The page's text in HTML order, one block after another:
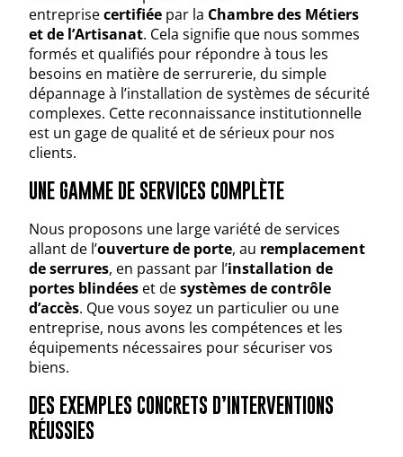
entreprisecertifiée par la Chambre des Métiers
et de l’Artisanat. Cela signifie que nous sommes
formés et qualifiés pour répondre à tous les
besoins en matière de serrurerie, du simple
dépannage à l’installation de systèmes de sécurité
complexes. Cette reconnaissance institutionnelle
est un gage de qualité et de sérieux pour nos
clients.
UNE GAMME DE SERVICES COMPLÈTE
Nous proposons une large variété de services
allant de l’ouverture de porte, au remplacement
de serrures, en passant par l’installation de
portes blindées et desystèmes de contrôle
d’accès. Que vous soyez un particulier ou une
entreprise, nous avons les compétences et les
équipements nécessaires pour sécuriser vos
biens.
DES EXEMPLES CONCRETS D’INTERVENTIONS
RÉUSSIES